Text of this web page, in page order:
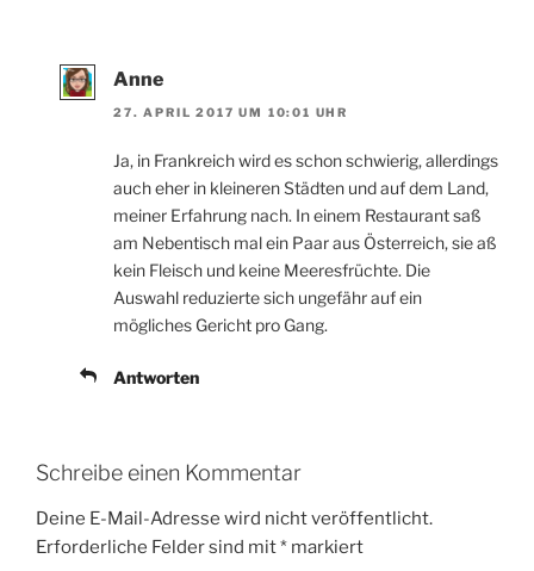
Anne
27. APRIL 2017 UM 10:01 UHR
Ja, in Frankreich wird es schon schwierig, allerdings
auch eher in kleineren Städten und auf dem Land,
meiner Erfahrung nach. In einem Restaurant saß
am Nebentisch mal ein Paar aus Österreich, sie aß
kein Fleisch und keine Meeresfrüchte. Die
Auswahl reduzierte sich ungefähr auf ein
mögliches Gericht pro Gang.
Antworten
Schreibe einen Kommentar
Deine E-Mail-Adresse wird nicht veröffentlicht.
Erforderliche Felder sind mit* markiert